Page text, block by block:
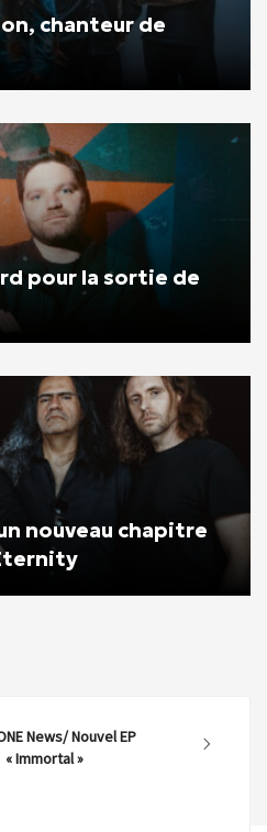
chanteur de
pour la sortie de
nouveau chapitre
News/ Nouvel EP
« Immortal »